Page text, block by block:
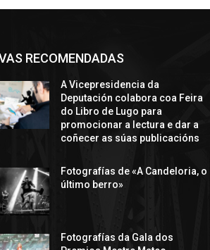
RECOMENDADAS
A Vicepresidencia da
Deputación colabora coa Feira
do Libro de Lugo para
promocionar a lectura e dar a
coñecer as súas publicacións
Fotografías de «A Candeloria, o
último berro»
Fotografías da Gala dos